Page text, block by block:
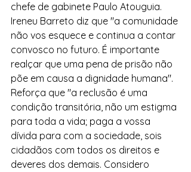
chefe de gabinete Paulo Atouguia.
Ireneu Barreto diz que "a comunidade
não vos esquece e continua a contar
convosco no futuro. É importante
realçar que uma pena de prisão não
põe em causa a dignidade humana".
Reforça que "a reclusão é uma
condição transitória, não um estigma
para toda a vida; paga a vossa
dívida para com a sociedade, sois
cidadãos com todos os direitos e
deveres dos demais. Considero